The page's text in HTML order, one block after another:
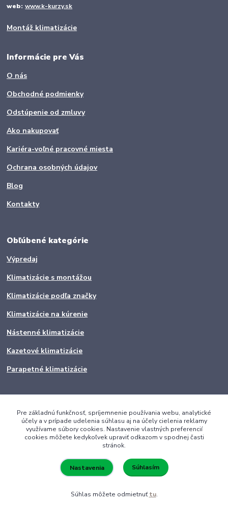
web:www.k-kurzy.sk
Montáž klimatizácie
Informácie pre Vás
O nás
Obchodné podmienky
Odstúpenie od zmluvy
Ako nakupovať
Kariéra-voľné pracovné miesta
Ochrana osobných údajov
Blog
Kontakty
Obľúbené kategórie
Výpredaj
Klimatizácie s montážou
Klimatizácie podľa značky
Klimatizácie na kúrenie
Nástenné klimatizácie
Kazetové klimatizácie
Parapetné klimatizácie
Vytvorené na Eshop-rychlo.sk
Pre základnú funkčnosť, spríjemnenie používania webu, analytické
účely a v prípade udelenia súhlasu aj na účely cielenia reklamy
využívame súbory cookies. Nastavenie vlastných preferencií
cookies môžete kedykoľvek upraviť odkazom v spodnej časti
stránok.
Nastavenia Súhlasím
Súhlas môžete odmietnuťtu.